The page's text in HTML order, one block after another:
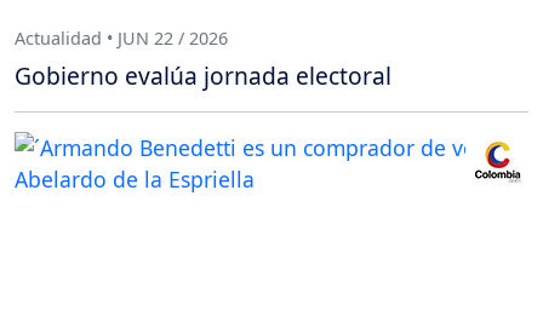
Actualidad • JUN 22 / 2026
Gobierno evalúa jornada electoral